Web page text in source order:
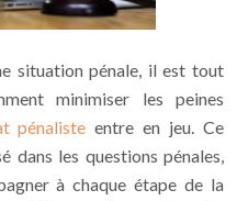
situation pénale, il est tout
minimiser les peines
pénaliste entre en jeu. Ce
dans les questions pénales,
à chaque étape de la